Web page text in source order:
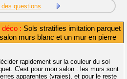
des questions
déco : Sols stratifies imitation parquet
murs blanc et un mur en pierre
rapidement sur la couleur du sol
C'est pour mon salon : les murs sont
apparentes (vraies), et pour le reste